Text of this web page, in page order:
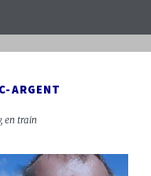
ARGENT
en train